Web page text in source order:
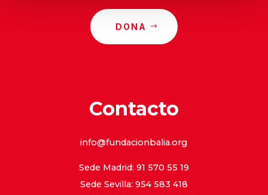
DONA
Contacto
info@fundacionbalia.org
Sede Madrid: 91 570 55 19
Sede Sevilla: 954 583 418